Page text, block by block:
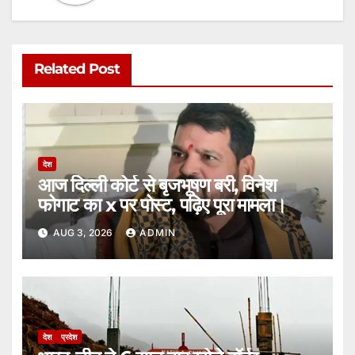
Related Post
देश
आज दिल्ली कोर्ट से बृजभूषण बरी, विनेश
फोगाट का x पर पोस्ट, पढ़िए पूरा मामला।
AUG 3, 2026 ADMIN
देश प्रदेश